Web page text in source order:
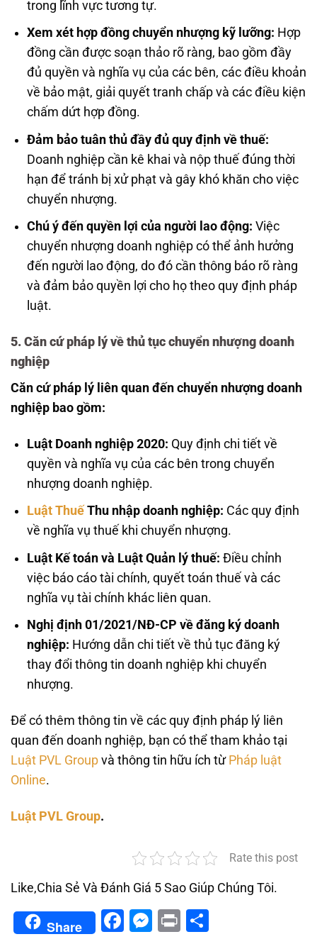
trong lĩnh vực tương tự.
Xem xét hợp đồng chuyển nhượng kỹ lưỡng: Hợp
đồng cần được soạn thảo rõ ràng, bao gồm đầy
đủ quyền và nghĩa vụ của các bên, các điều khoản
về bảo mật, giải quyết tranh chấp và các điều kiện
chấm dứt hợp đồng.
Đảm bảo tuân thủ đầy đủ quy định về thuế:
Doanh nghiệp cần kê khai và nộp thuế đúng thời
hạn để tránh bị xử phạt và gây khó khăn cho việc
chuyển nhượng.
Chú ý đến quyền lợi của người lao động: Việc
chuyển nhượng doanh nghiệp có thể ảnh hưởng
đến người lao động, do đó cần thông báo rõ ràng
và đảm bảo quyền lợi cho họ theo quy định pháp
luật.
5. Căn cứ pháp lý về thủ tục chuyển nhượng doanh
nghiệp
Căn cứ pháp lý liên quan đến chuyển nhượng doanh
nghiệp bao gồm:
Luật Doanh nghiệp 2020: Quy định chi tiết về
quyền và nghĩa vụ của các bên trong chuyển
nhượng doanh nghiệp.
Luật ThuếThu nhập doanh nghiệp: Các quy định
về nghĩa vụ thuế khi chuyển nhượng.
Luật Kế toán và Luật Quản lý thuế: Điều chỉnh
việc báo cáo tài chính, quyết toán thuế và các
nghĩa vụ tài chính khác liên quan.
Nghị định 01/2021/NĐ-CP về đăng ký doanh
nghiệp: Hướng dẫn chi tiết về thủ tục đăng ký
thay đổi thông tin doanh nghiệp khi chuyển
nhượng.
Để có thêm thông tin về các quy định pháp lý liên
quan đến doanh nghiệp, bạn có thể tham khảo tại
Luật PVL Group và thông tin hữu ích từ Pháp luật
Online.
Luật PVL Group.
Rate this post
Like,Chia Sẻ Và Đánh Giá 5 Sao Giúp Chúng Tôi.
Share Facebook
Messenger
Print